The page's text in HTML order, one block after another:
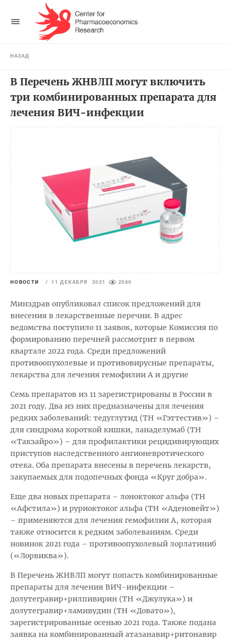
НАЗАД
В Перечень ЖНВЛП могут включить
три комбинированных препарата для
лечения ВИЧ-инфекции
НОВОСТИ / 11 ДЕКАБРЯ 2021 2560
Минздрав опубликовал список предложений для
внесения в лекарственные перечни. В адрес
ведомства поступило 11 заявок, которые Комиссия по
формированию перечней рассмотрит в первом
квартале 2022 года. Среди предложений
противоопухолевые и противовирусные препараты,
лекарства для лечения гемофилии А и другие
Семь препаратов из 11 зарегистрированы в России в
2021 году. Два из них предназначены для лечения
редких заболеваний: тедуглутид (ТН «Гэттестив») –
для синдрома короткой кишки, ланаделумаб (ТН
«Такзайро») – для профилактики рецидивирующих
приступов наследственного ангионевротического
отека. Оба препарата внесены в перечень лекарств,
закупаемых для подопечных фонда «Круг добра».
Еще два новых препарата – лоноктоког альфа (ТН
«Афстила») и руриоктоког альфа (ТН «Аденовейт»)
– применяются для лечения гемофилии А, которая
также относится к редким заболеваниям. Среди
новинок 2021 года – противоопухолевый лорлатиниб
(«Лорвиква»).
В Перечень ЖНВЛП могут попасть комбинированные
препараты для лечения ВИЧ-инфекции –
долутегравир+рилпивирин (ТН «Джулука») и
долутегравир+ламивудин (ТН «Довато»),
зарегистрированные осенью 2021 года. Также подана
заявка на комбинированный атазанавир+ритонавир